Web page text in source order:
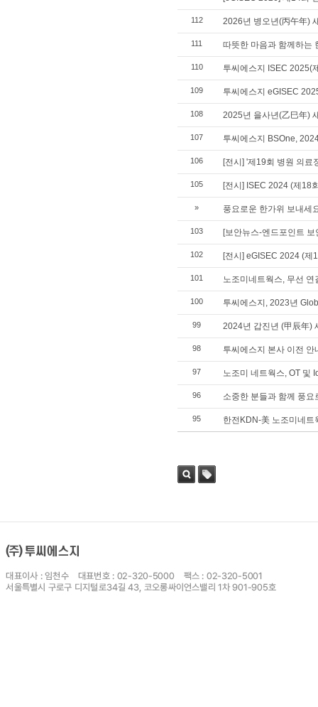
112 2026년 병오년(丙午年)
111 따뜻한 마음과 함께하는
110 투씨에스지 ISEC 2025(
109 투씨에스지 eGISEC
108 2025년 을사년(乙巳年)
107 투씨에스지 BSOne,
106 [전시] '제19회 병원 의료
105 [전시] ISEC 2024 (제18
» 풍요로운 한가위 보내세
103 [보안뉴스-엔드포인트
102 [전시] eGISEC 2024 (제
101 노조미네트웍스, 무선 연
100 투씨에스지, 2023년
99 2024년 갑진년 (甲辰年)
98 투씨에스지 본사 이전 안
97 노조미 네트웍스, OT 및
96 소중한 분들과 함께 풍
95 한전KDN-美 노조미네트